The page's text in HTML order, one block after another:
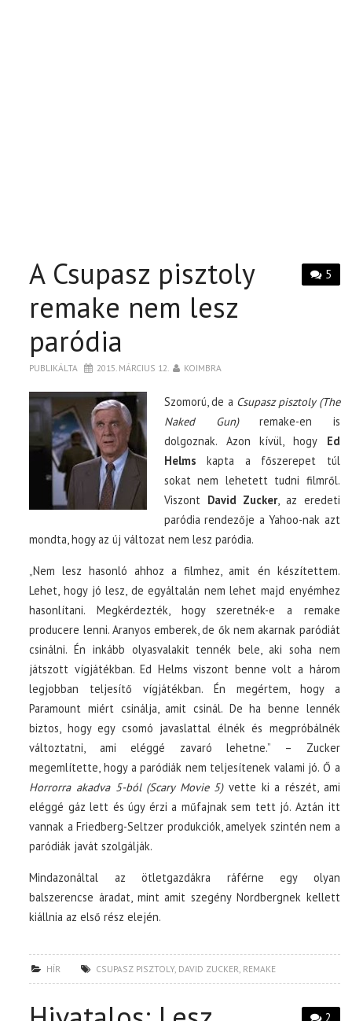
5
A Csupasz pisztoly
remake nem lesz
paródia
PUBLIKÁLTA 2015. MÁRCIUS 12. KOIMBRA
Szomorú, de a Csupasz pisztoly (The
Naked Gun)remake-en is
dolgoznak. Azon kívül, hogyEd
Helms kapta a főszerepet túl
sokat nem lehetett tudni filmről.
Viszont David Zucker, az eredeti
paródia rendezője a Yahoo-nak azt
mondta, hogy az új változat nem lesz paródia.
„Nem lesz hasonló ahhoz a filmhez, amit én készítettem.
Lehet, hogy jó lesz, de egyáltalán nem lehet majd enyémhez
hasonlítani. Megkérdezték, hogy szeretnék-e a remake
producere lenni. Aranyos emberek, de ők nem akarnak paródiát
csinálni. Én inkább olyasvalakit tennék bele, aki soha nem
játszott vígjátékban. Ed Helms viszont benne volt a három
legjobban teljesítő vígjátékban. Én megértem, hogy a
Paramount miért csinálja, amit csinál. De ha benne lennék
biztos, hogy egy csomó javaslattal élnék és megpróbálnék
változtatni, ami eléggé zavaró lehetne.” – Zucker
megemlítette, hogy a paródiák nem teljesítenek valami jó. Ő a
Horrorra akadva 5-ból (Scary Movie 5)vette ki a részét, ami
eléggé gáz lett és úgy érzi a műfajnak sem tett jó. Aztán itt
vannak a Friedberg-Seltzer produkciók, amelyek szintén nem a
paródiák javát szolgálják.
Mindazonáltal az ötletgazdákra ráférne egy olyan
balszerencse áradat, mint amit szegény Nordbergnek kellett
kiállnia az első rész elején.
HÍR CSUPASZ PISZTOLY, DAVID ZUCKER, REMAKE
2